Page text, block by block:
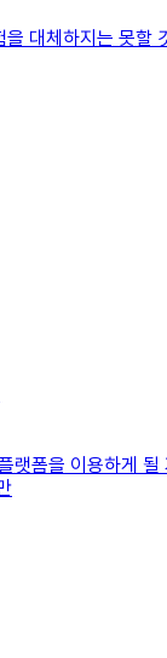
대체하지는 못
랫폼을 이용하게